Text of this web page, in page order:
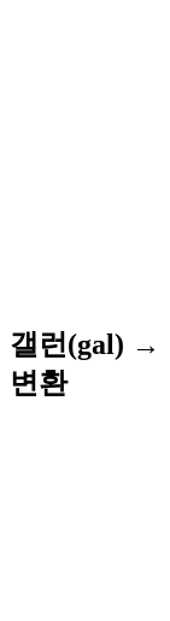
갤런(gal) →
변환